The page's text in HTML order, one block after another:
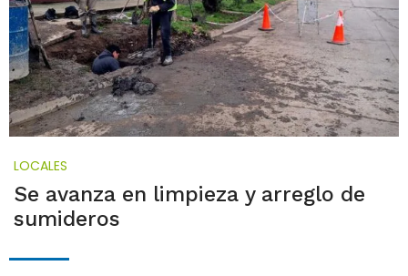
LOCALES
Se avanza en limpieza y arreglo de
sumideros